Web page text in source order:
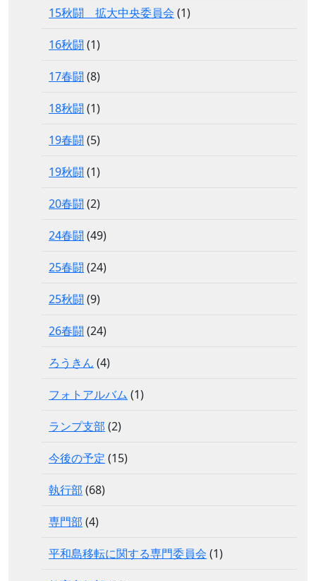
15秋闘 拡大中央委員会 (1)
16秋闘 (1)
17春闘 (8)
18秋闘 (1)
19春闘 (5)
19秋闘 (1)
20春闘 (2)
24春闘 (49)
25春闘 (24)
25秋闘 (9)
26春闘 (24)
ろうきん (4)
フォトアルバム (1)
ランプ支部 (2)
今後の予定 (15)
執行部 (68)
専門部 (4)
平和島移転に関する専門委員会 (1)